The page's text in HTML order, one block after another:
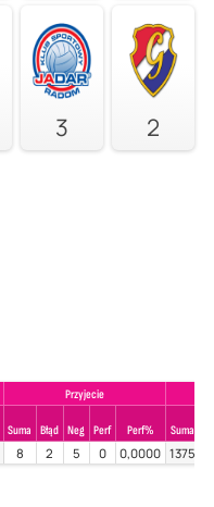
3 2
Przyjecie
Suma Błąd Neg Perf Perf% Suma
8 2 5 0 0,0000 1375